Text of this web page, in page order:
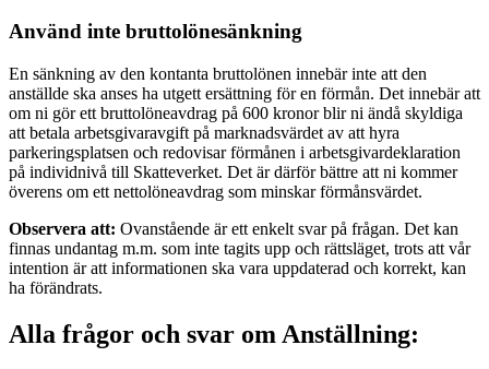
Använd inte bruttolönesänkning
En sänkning av den kontanta bruttolönen innebär inte att den
anställde ska anses ha utgett ersättning för en förmån. Det innebär att
om ni gör ett bruttolöneavdrag på 600 kronor blir ni ändå skyldiga
att betala arbetsgivaravgift på marknadsvärdet av att hyra
parkeringsplatsen och redovisar förmånen i arbetsgivardeklaration
på individnivå till Skatteverket. Det är därför bättre att ni kommer
överens om ett nettolöneavdrag som minskar förmånsvärdet.
Observera att: Ovanstående är ett enkelt svar på frågan. Det kan
finnas undantag m.m. som inte tagits upp och rättsläget, trots att vår
intention är att informationen ska vara uppdaterad och korrekt, kan
ha förändrats.
Alla frågor och svar om Anställning: